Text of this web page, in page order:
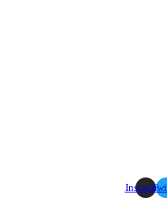
Instagram